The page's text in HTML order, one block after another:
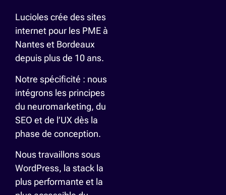
Luciolescrée des sites
internet pour les PME à
Nanteset Bordeaux
depuis plus de 10 ans.
Notre spécificité : nous
intégrons les principes
du neuromarketing, du
SEO et de l’UX dès la
phase de conception.
Nous travaillons sous
WordPress, la stack la
plus performante et la